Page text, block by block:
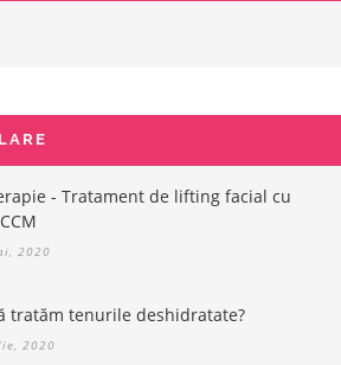
- Tratament de lifting facial cu
2020
tratăm tenurile deshidratate?
2020